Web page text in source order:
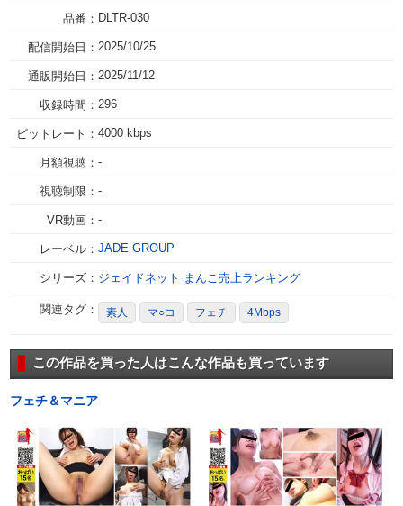
品番： DLTR-030
配信開始日： 2025/10/25
通販開始日： 2025/11/12
収録時間： 296
ビットレート： 4000 kbps
月額視聴： -
視聴制限： -
VR動画： -
レーベル： JADE GROUP
シリーズ： ジェイドネット まんこ売上ランキング
関連タグ： 素人 マ○コ フェチ 4Mbps
この作品を買った人はこんな作品も買っています
フェチ＆マニア